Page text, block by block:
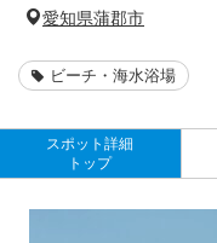
愛知県蒲郡市
ビーチ・海水浴場
スポット詳細
トップ